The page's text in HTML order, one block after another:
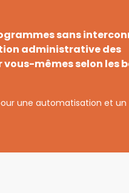
sans
administrative des
mêmes selon les
une automatisation et un